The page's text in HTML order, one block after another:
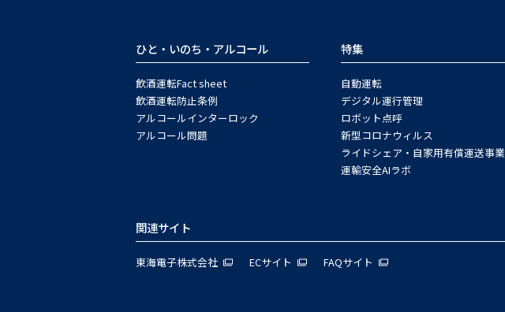
ひと・いのち・アルコール
飲酒運転Fact sheet
飲酒運転防止条例
アルコールインターロック
アルコール問題
特集
自動運転
デジタル運行管理
ロボット点呼
新型コロナウィルス
ライドシェア・自家用有償運送事業
運輸安全AIラボ
関連サイト
東海電子株式会社 ECサイト FAQサイト